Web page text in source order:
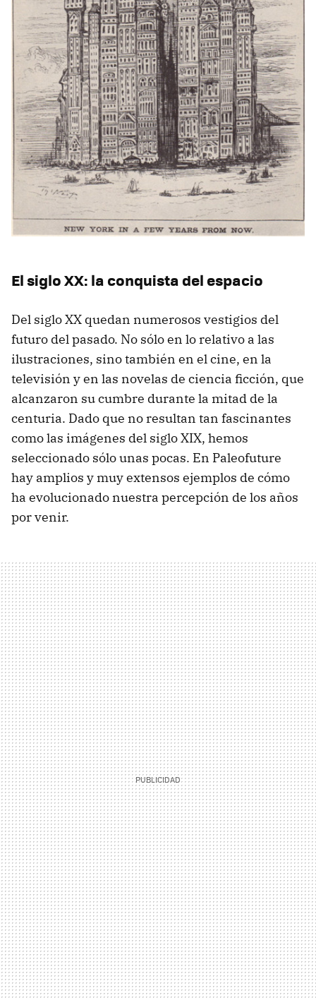
El siglo XX: la conquista del espacio
Del siglo XX quedan numerosos vestigios del
futuro del pasado. No sólo en lo relativo a las
ilustraciones, sino también en el cine, en la
televisión y en las novelas de ciencia ficción, que
alcanzaron su cumbre durante la mitad de la
centuria. Dado que no resultan tan fascinantes
como las imágenes del siglo XIX, hemos
seleccionado sólo unas pocas. En Paleofuture
hay amplios y muy extensos ejemplos de cómo
ha evolucionado nuestra percepción de los años
por venir.